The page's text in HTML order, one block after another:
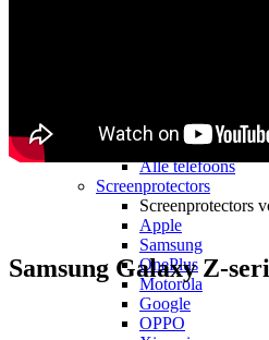
Nothing
Sony
Alle telefoons
Screenprotectors
Screenprotectors
Apple
Samsung
OnePlus
Motorola
Google
OPPO
Samsung Galaxy Z-